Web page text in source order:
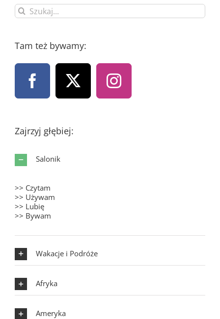
Szukaj
Tam też bywamy:
Zajrzyj głębiej:
Salonik
>> Czytam
>> Używam
>> Lubię
>> Bywam
Wakacje i Podróże
Afryka
Ameryka